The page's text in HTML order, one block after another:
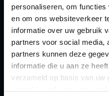
personaliseren, om
en om ons websiteverkeer
informatie over uw gebruik
partners voor social media,
partners kunnen deze
informatie die u aan ze
verzameld op basis van uw
gaat akkoord met onze
Checklist IB 2023 (Word)
Checklist IB 2024 (PDF)
Checklist IB 2024 (Word)
Checklist IB 2025 (PDF)
Checklist IB 2025 (Word)